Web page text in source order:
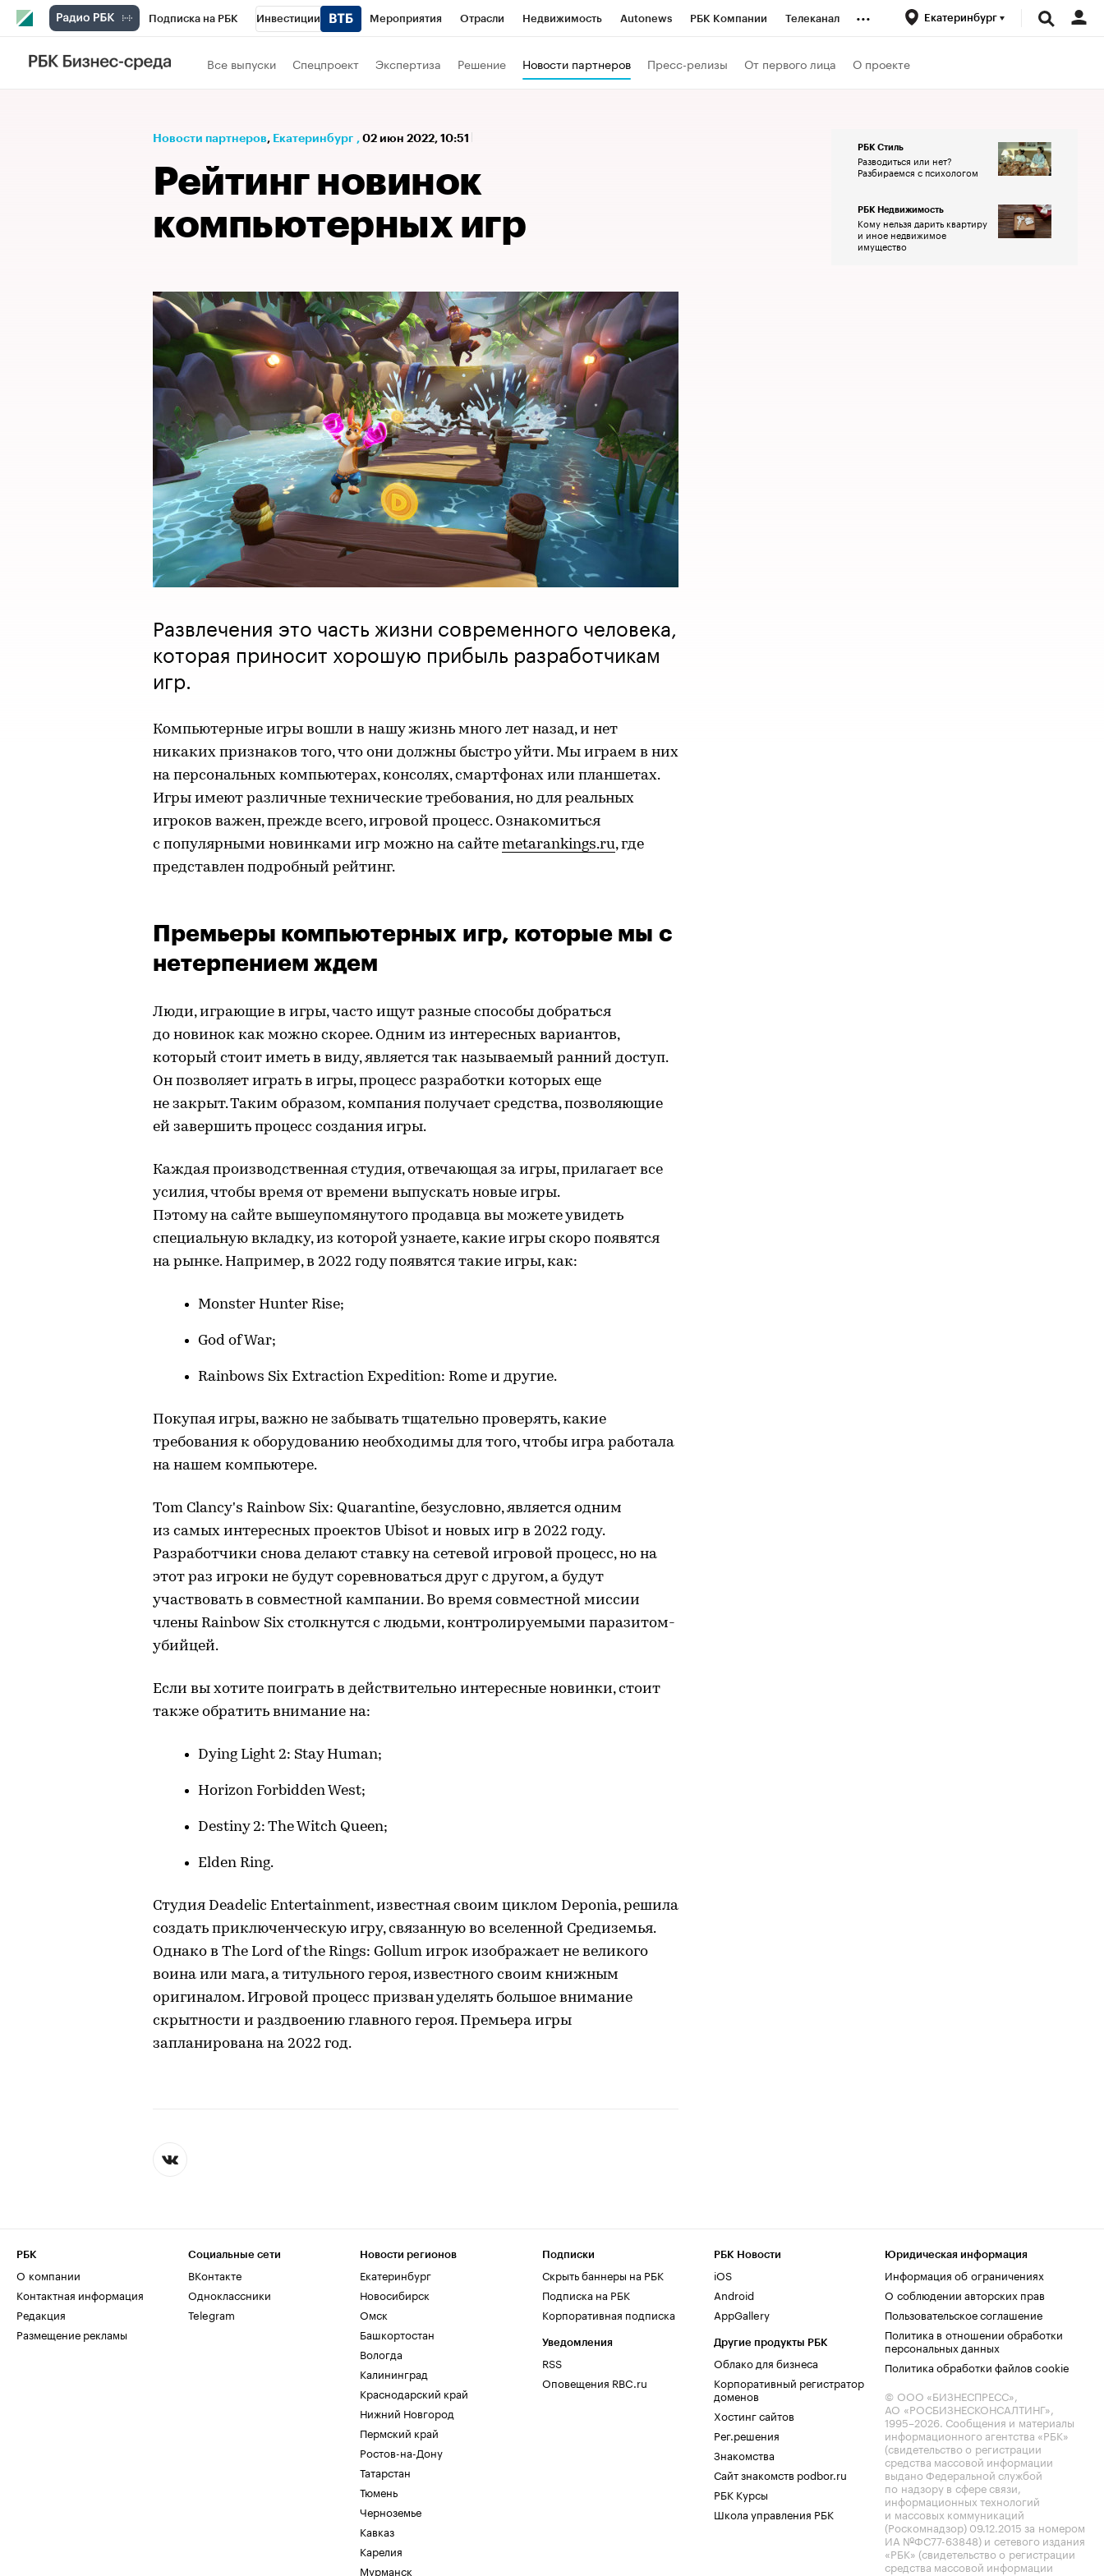
Подписка на РБК Инвестиции Мероприятия Отрасли Недвижимость Autonews РБК Компании Телеканал
РБК Вино
Проверка контрагентов
... Екатеринбург
Все выпуски Спецпроект Экспертиза Решение Новости партнеров Пресс-релизы От первого лица О проекте
Новости партнеров⁠, Екатеринбург , 02 июн 2022, 10:51
Рейтинг новинок
компьютерных игр
Развлечения это часть жизни современного человека,
которая приносит хорошую прибыль разработчикам
игр.
Компьютерные игры вошли в нашу жизнь много лет назад, и нет
никаких признаков того, что они должны быстро уйти. Мы играем в них
на персональных компьютерах, консолях, смартфонах или планшетах.
Игры имеют различные технические требования, но для реальных
игроков важен, прежде всего, игровой процесс. Ознакомиться
с популярными новинками игр можно на сайте metarankings.ru, где
представлен подробный рейтинг.
Премьеры компьютерных игр, которые мы с
нетерпением ждем
Люди, играющие в игры, часто ищут разные способы добраться
до новинок как можно скорее. Одним из интересных вариантов,
который стоит иметь в виду, является так называемый ранний доступ.
Он позволяет играть в игры, процесс разработки которых еще
не закрыт. Таким образом, компания получает средства, позволяющие
ей завершить процесс создания игры.
Каждая производственная студия, отвечающая за игры, прилагает все
усилия, чтобы время от времени выпускать новые игры.
Пэтому на сайте вышеупомянутого продавца вы можете увидеть
специальную вкладку, из которой узнаете, какие игры скоро появятся
на рынке. Например, в 2022 году появятся такие игры, как:
Monster Hunter Rise;
God of War;
Rainbows Six Extraction Expedition: Rome и другие.
Покупая игры, важно не забывать тщательно проверять, какие
требования к оборудованию необходимы для того, чтобы игра работала
на нашем компьютере.
Tom Clancy's Rainbow Six: Quarantine, безусловно, является одним
из самых интересных проектов Ubisot и новых игр в 2022 году.
Разработчики снова делают ставку на сетевой игровой процесс, но на
этот раз игроки не будут соревноваться друг с другом, а будут
участвовать в совместной кампании. Во время совместной миссии
члены Rainbow Six столкнутся с людьми, контролируемыми паразитом-
убийцей.
Если вы хотите поиграть в действительно интересные новинки, стоит
также обратить внимание на:
Dying Light 2: Stay Human;
Horizon Forbidden West;
Destiny 2: The Witch Queen;
Elden Ring.
Студия Deadelic Entertainment, известная своим циклом Deponia, решила
создать приключенческую игру, связанную во вселенной Средиземья.
Однако в The Lord of the Rings: Gollum игрок изображает не великого
воина или мага, а титульного героя, известного своим книжным
оригиналом. Игровой процесс призван уделять большое внимание
скрытности и раздвоению главного героя. Премьера игры
запланирована на 2022 год.
РБК Стиль
Разводиться или нет?
Разбираемся с психологом
РБК Недвижимость
Кому нельзя дарить квартиру
и иное недвижимое
имущество
РБК
О компании
Контактная информация
Редакция
Размещение рекламы
Социальные сети
ВКонтакте
Одноклассники
Telegram
Новости регионов
Екатеринбург
Новосибирск
Омск
Башкортостан
Вологда
Калининград
Краснодарский край
Нижний Новгород
Пермский край
Ростов-на-Дону
Татарстан
Тюмень
Черноземье
Кавказ
Карелия
Мурманск
Подписки
Скрыть баннеры на РБК
Подписка на РБК
Корпоративная подписка
Уведомления
RSS
Оповещения RBC.ru
РБК Новости
iOS
Android
AppGallery
Другие продукты РБК
Облако для бизнеса
Корпоративный регистратор
доменов
Хостинг сайтов
Рег.решения
Знакомства
Сайт знакомств podbor.ru
РБК Курсы
Школа управления РБК
Юридическая информация
Информация об ограничениях
О соблюдении авторских прав
Пользовательское соглашение
Политика в отношении обработки
персональных данных
Политика обработки файлов cookie
© ООО «БИЗНЕСПРЕСС»,
АО «РОСБИЗНЕСКОНСАЛТИНГ»,
1995–2026. Сообщения и материалы
информационного агентства «РБК»
(свидетельство о регистрации
средства массовой информации
выдано Федеральной службой
по надзору в сфере связи,
информационных технологий
и массовых коммуникаций
(Роскомнадзор) 09.12.2015 за номером
ИА №ФС77-63848) и сетевого издания
«РБК» (свидетельство о регистрации
средства массовой информации